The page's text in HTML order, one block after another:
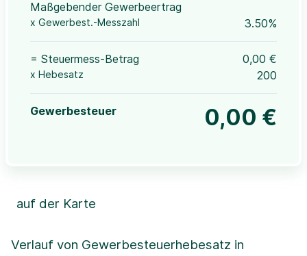
Maßgebender Gewerbeertrag
x Gewerbest.-Messzahl 3.50%
= Steuermess-Betrag 0,00 €
x Hebesatz 200
Gewerbesteuer 0,00 €
Verlauf von Gewerbesteuerhebesatz in
auf der Karte
+
Leaflet|©OpenStreetMap, ©CartoDB,